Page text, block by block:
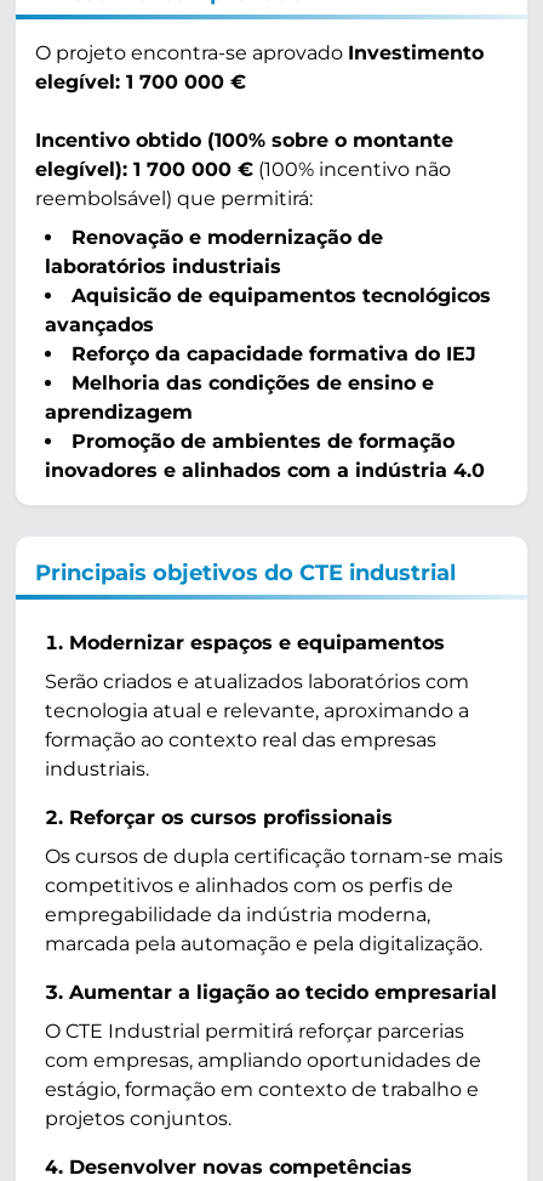
O projeto encontra-se aprovado Investimento
elegível: 1 700 000 €
Incentivo obtido (100% sobre o montante
elegível): 1 700 000 € (100% incentivo não
reembolsável) que permitirá:
Renovação e modernização de
laboratórios industriais
Aquisicão de equipamentos tecnológicos
avançados
Reforço da capacidade formativa do IEJ
Melhoria das condições de ensino e
aprendizagem
Promoção de ambientes de formação
inovadores e alinhados com a indústria 4.0
Principais objetivos do CTE industrial
Modernizar espaços e equipamentos
Serão criados e atualizados laboratórios com
tecnologia atual e relevante, aproximando a
formação ao contexto real das empresas
industriais.
Reforçar os cursos profissionais
Os cursos de dupla certificação tornam-se mais
competitivos e alinhados com os perfis de
empregabilidade da indústria moderna,
marcada pela automação e pela digitalização.
Aumentar a ligação ao tecido empresarial
O CTE Industrial permitirá reforçar parcerias
com empresas, ampliando oportunidades de
estágio, formação em contexto de trabalho e
projetos conjuntos.
Desenvolver novas competências